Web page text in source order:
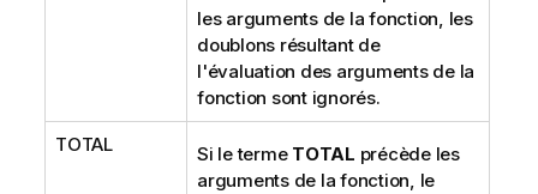
les arguments de la fonction, les
doublons résultant de
l'évaluation des arguments de la
fonction sont ignorés.
TOTAL Si le terme TOTAL précède les
arguments de la fonction, le